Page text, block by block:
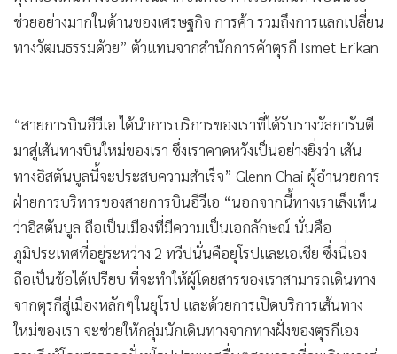
ช่วยอย่างมากในด้านของเศรษฐกิจ การค้า รวมถึงการแลกเปลี่ยน
ทางวัฒนธรรมด้วย” ตัวแทนจากสำนักการค้าตุรกี Ismet Erikan
“สายการบินอีวีเอ ได้นำการบริการของเราที่ได้รับรางวัลการันตี
มาสู่เส้นทางบินใหม่ของเรา ซึ่งเราคาดหวังเป็นอย่างยิ่งว่า เส้น
ทางอิสตันบูลนี้จะประสบความสำเร็จ” Glenn Chai ผู้อำนวยการ
ฝ่ายการบริหารของสายการบินอีวีเอ “นอกจากนี้ทางเราเล็งเห็น
ว่าอิสตันบูล ถือเป็นเมืองที่มีความเป็นเอกลักษณ์ นั่นคือ
ภูมิประเทศที่อยู่ระหว่าง 2 ทวีปนั่นคือยุโรปและเอเชีย ซึ่งนี่เอง
ถือเป็นข้อได้เปรียบ ที่จะทำให้ผู้โดยสารของเราสามารถเดินทาง
จากตุรกีสู่เมืองหลักๆในยุโรป และด้วยการเปิดบริการเส้นทาง
ใหม่ของเรา จะช่วยให้กลุ่มนักเดินทางจากทางฝั่งของตุรกีเอง